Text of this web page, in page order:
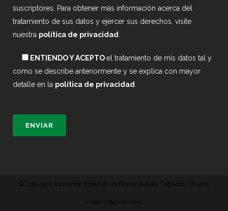
suscriptores. Para obtener más información acerca del
tratamiento de sus datos y ejercer sus derechos, visite
nuestra política de privacidad.
ENTIENDO Y ACEPTOel tratamiento de mis datos tal y
como se describe anteriormente y se explica con mayor
detalle en la política de privacidad.
© Copyright Asociación Española de Farmacéuticos Católicos | Diseño:
roleaniz@gmail.com